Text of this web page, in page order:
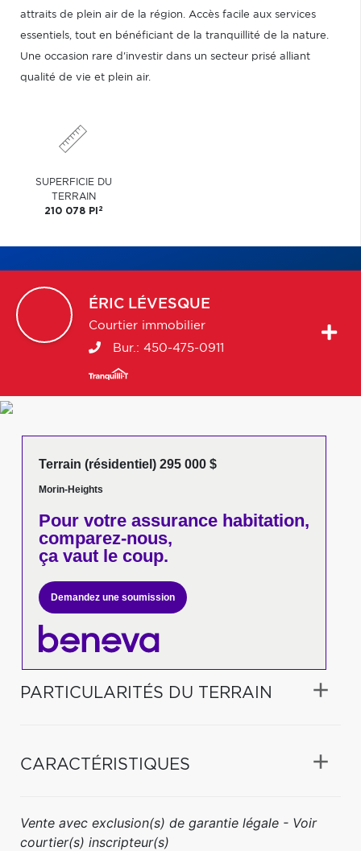
attraits de plein air de la région. Accès facile aux services
essentiels, tout en bénéficiant de la tranquillité de la nature.
Une occasion rare d'investir dans un secteur prisé alliant
qualité de vie et plein air.
SUPERFICIE DU
TERRAIN
210 078 PI 2
ÉRIC LÉVESQUE
Courtier immobilier
Bur.: 450-475-0911
Terrain (résidentiel) 295 000 $
Morin-Heights
Pour votreassurance habitation,
comparez-nous,
ça vaut le coup.
Demandez une soumission
PARTICULARITÉS DU TERRAIN
CARACTÉRISTIQUES
Vente avec exclusion(s) de garantie légale - Voir
courtier(s) inscripteur(s)